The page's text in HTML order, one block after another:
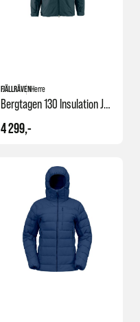
FJÄLLRÄVENHerre
Bergtagen 130 Insulation Jkt M
4 299,-